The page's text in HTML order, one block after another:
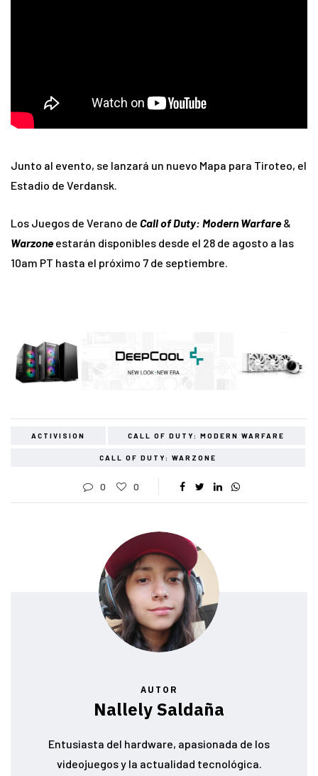
Junto al evento, se lanzará un nuevo Mapa para Tiroteo, el
Estadio de Verdansk.
Los Juegos de Verano de Call of Duty: Modern Warfare&
Warzoneestarán disponibles desde el 28 de agosto a las
10am PT hasta el próximo 7 de septiembre.
ACTIVISION CALL OF DUTY: MODERN WARFARE
CALL OF DUTY: WARZONE
0 0
AUTOR
Nallely Saldaña
Entusiasta del hardware, apasionada de los
videojuegos y la actualidad tecnológica.